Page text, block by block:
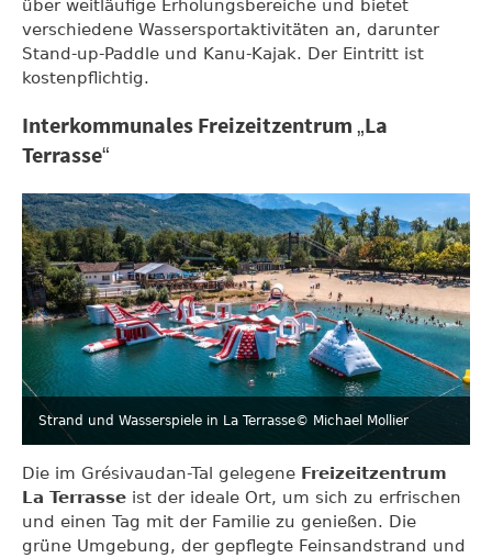
über weitläufige Erholungsbereiche und bietet
verschiedene Wassersportaktivitäten an, darunter
Stand-up-Paddle und Kanu-Kajak. Der Eintritt ist
kostenpflichtig.
Interkommunales Freizeitzentrum „La
Terrasse“
Strand und Wasserspiele in La Terrasse© Michael Mollier
Die im Grésivaudan-Tal gelegene Freizeitzentrum
La Terrasse ist der ideale Ort, um sich zu erfrischen
und einen Tag mit der Familie zu genießen. Die
grüne Umgebung, der gepflegte Feinsandstrand und